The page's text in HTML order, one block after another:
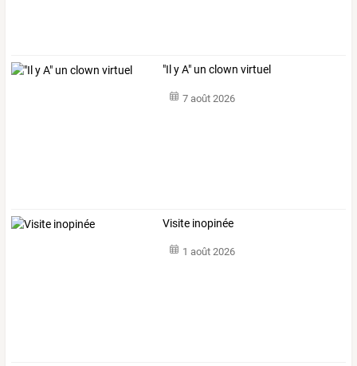
"Il y A" un clown virtuel
7 août 2026
Visite inopinée
1 août 2026